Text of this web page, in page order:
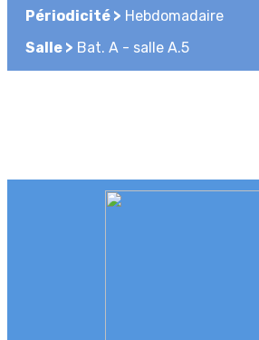
Périodicité > Hebdomadaire
Salle > Bat. A - salle A.5